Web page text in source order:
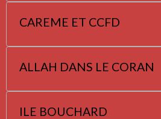
CAREME ET CCFD
ALLAH DANS LE CORAN
ILE BOUCHARD